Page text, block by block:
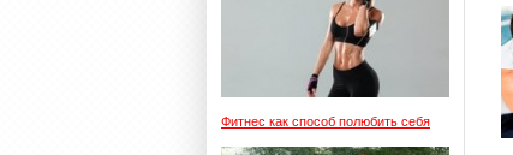
Фитнес как способ полюбить себя